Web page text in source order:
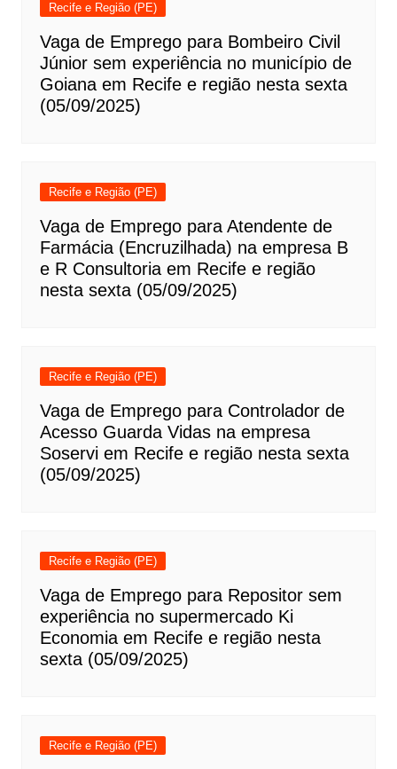
Recife e Região (PE)
Vaga de Emprego para Bombeiro Civil
Júnior sem experiência no município de
Goiana em Recife e região nesta sexta
(05/09/2025)
Recife e Região (PE)
Vaga de Emprego para Atendente de
Farmácia (Encruzilhada) na empresa B
e R Consultoria em Recife e região
nesta sexta (05/09/2025)
Recife e Região (PE)
Vaga de Emprego para Controlador de
Acesso Guarda Vidas na empresa
Soservi em Recife e região nesta sexta
(05/09/2025)
Recife e Região (PE)
Vaga de Emprego para Repositor sem
experiência no supermercado Ki
Economia em Recife e região nesta
sexta (05/09/2025)
Recife e Região (PE)